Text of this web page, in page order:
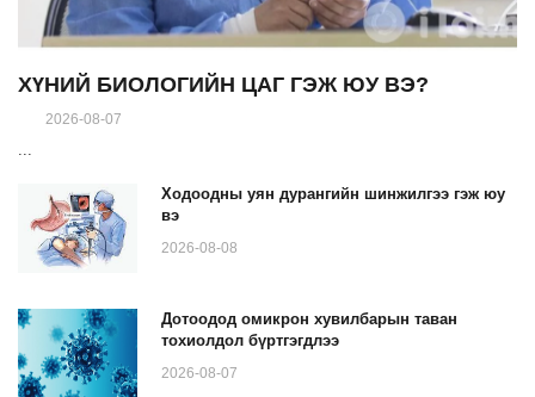
ХҮНИЙ БИОЛОГИЙН ЦАГ ГЭЖ ЮУ ВЭ?
2026-08-07
...
Ходоодны уян дурангийн шинжилгээ гэж юу
вэ
2026-08-08
Дотоодод омикрон хувилбарын таван
тохиолдол бүртгэгдлээ
2026-08-07